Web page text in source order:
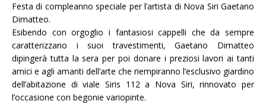
Festa di compleanno speciale per l’artista di Nova Siri Gaetano
Dimatteo.
Esibendo con orgoglio i fantasiosi cappelli che da sempre
caratterizzano i suoi travestimenti, Gaetano Dimatteo
dipingerà tutta la sera per poi donare i preziosi lavori ai tanti
amici e agli amanti dell’arte che riempiranno l’esclusivo giardino
dell’abitazione di viale Siris 112 a Nova Siri, rinnovato per
l’occasione con begonie variopinte.